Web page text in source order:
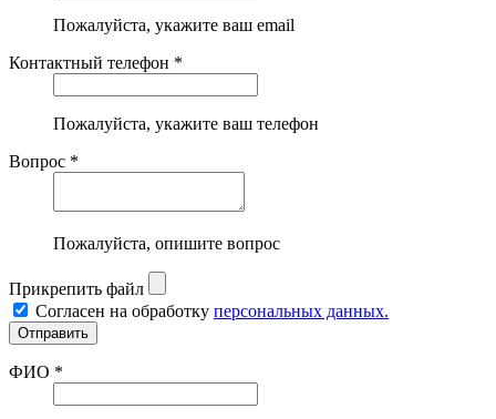
Пожалуйста, укажите ваш email
Контактный телефон *
Пожалуйста, укажите ваш телефон
Вопрос *
Пожалуйста, опишите вопрос
Прикрепить файл
Согласен на обработку персональных данных.
ФИО *